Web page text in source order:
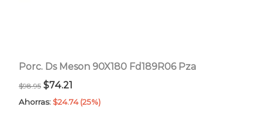
Porc. Ds Meson 90X180 Fd189R06 Pza
$98.95 El
precio
$74.21
precio
Ahorras: $24.74 (25%)